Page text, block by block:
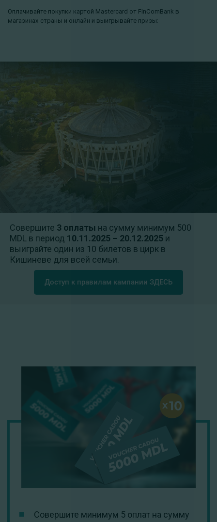
Оплачивайте покупки картой Mastercard от FinComBank в
магазинах страны и онлайн и выигрывайте призы:
Совершите 3 оплаты на сумму минимум 500
MDL в период 10.11.2025 – 20.12.2025 и
выиграйте один из 10 билетов в цирк в
Кишиневе для всей семьи.
Доступ к правилам кампании ЗДЕСЬ
Совершите минимум 5 оплат на сумму